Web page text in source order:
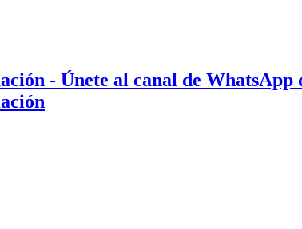
- Únete al canal de